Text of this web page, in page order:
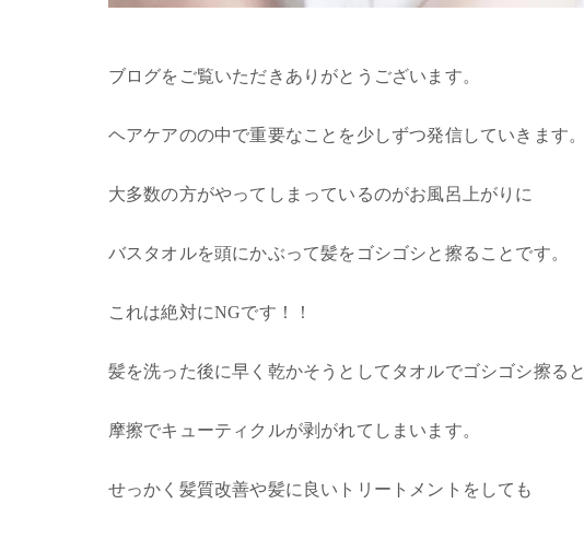
ブログをご覧いただきありがとうございます。
ヘアケアのの中で重要なことを少しずつ発信していきます。
大多数の方がやってしまっているのがお風呂上がりに
バスタオルを頭にかぶって髪をゴシゴシと擦ることです。
これは絶対にNGです！！
髪を洗った後に早く乾かそうとしてタオルでゴシゴシ擦ると
摩擦でキューティクルが剥がれてしまいます。
せっかく髪質改善や髪に良いトリートメントをしても